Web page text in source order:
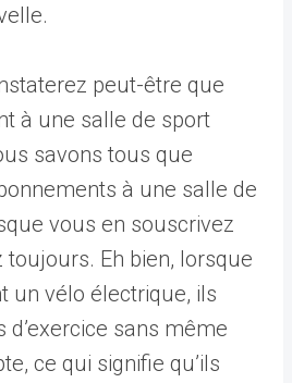
peut-être que
à une salle de sport
savons tous que
à une salle de
vous en souscrivez
toujours. Eh bien, lorsque
un vélo électrique, ils
sans même
ce qui signifie qu’ils